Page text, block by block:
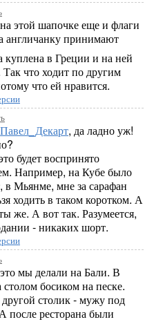
на этой шапочке еще и флаги
англичанку принимают
в Греции и на ней
что ходит по другим
что ей нравится.
Павел_Декарт, да ладно уж!
будет воспринято
Например, на Кубе было
в Мьянме, мне за сарафан
ходить в таком коротком. А
же. А вот так. Разумеется,
- никаких шорт.
это мы делали на Бали. В
босиком на песке.
столик - мужу под
после ресторана были